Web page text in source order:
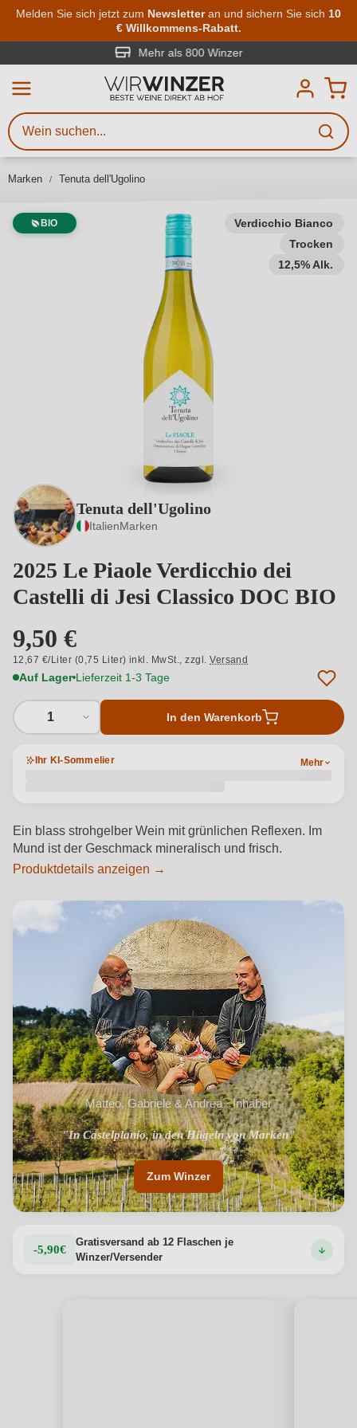
Zum Hauptinhalt springen
Melden Sie sich jetzt zum Newsletteran und sichern Sie sich 10
€ Willkommens-Rabatt.
Mehr als 800 Winzer
Marken Tenuta dell'Ugolino
Verdicchio Bianco
Trocken
12,5% Alk.
BIO
Tenuta dell'Ugolino
ItalienMarken
2025 Le Piaole Verdicchio dei
Castelli di Jesi Classico DOC BIO
9,50 €
12,67 €/Liter (0,75 Liter) inkl. MwSt.,zzgl.Versand
Auf Lager Lieferzeit 1-3 Tage
1 In den Warenkorb
Ihr KI-Sommelier Mehr
Ein blass strohgelber Wein mit grünlichen Reflexen. Im
Mund ist der Geschmack mineralisch und frisch.
Produktdetails anzeigen →
Matteo, Gabriele & Andrea · Inhaber
"In Castelplanio, in den Hügeln von Marken"
Zum Winzer
-5,90€
Gratisversand ab 12 Flaschen je
Winzer/Versender
Weinsuche
Mindestens 3 Zeichen eingeben
Beschreiben Sie, welchen Wein
Sie suchen – ob nach Geschmack,
Region, Winzer oder anderen